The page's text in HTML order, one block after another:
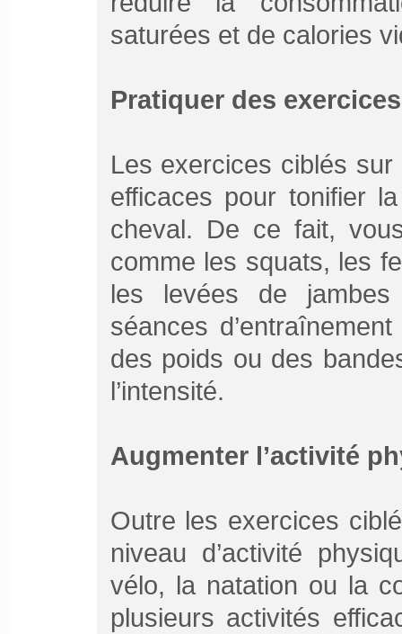
saturées et de calories
Pratiquer des
Les exercices ciblés
efficaces pour tonifier
cheval. De ce fait,
comme les squats, les
les levées de
séances
des poids ou des
l’intensité.
Augmenter l’activité
Outre les exercices
niveau d’activité
vélo, la natation ou la
plusieurs activités